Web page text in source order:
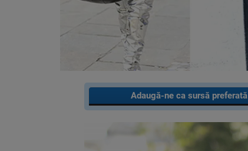
Adaugă-ne ca sursă preferată